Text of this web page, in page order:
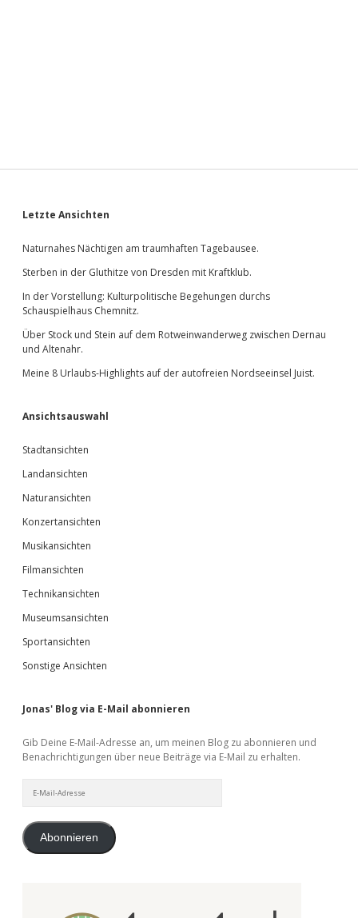
Sidebar
Letzte Ansichten
Naturnahes Nächtigen am traumhaften Tagebausee.
Sterben in der Gluthitze von Dresden mit Kraftklub.
In der Vorstellung: Kulturpolitische Begehungen durchs
Schauspielhaus Chemnitz.
Über Stock und Stein auf dem Rotweinwanderweg zwischen Dernau
und Altenahr.
Meine 8 Urlaubs-Highlights auf der autofreien Nordseeinsel Juist.
Ansichtsauswahl
Stadtansichten
Landansichten
Naturansichten
Konzertansichten
Musikansichten
Filmansichten
Technikansichten
Museumsansichten
Sportansichten
Sonstige Ansichten
Jonas' Blog via E-Mail abonnieren
Gib Deine E-Mail-Adresse an, um meinen Blog zu abonnieren und
Benachrichtigungen über neue Beiträge via E-Mail zu erhalten.
Mail-
Abonnieren